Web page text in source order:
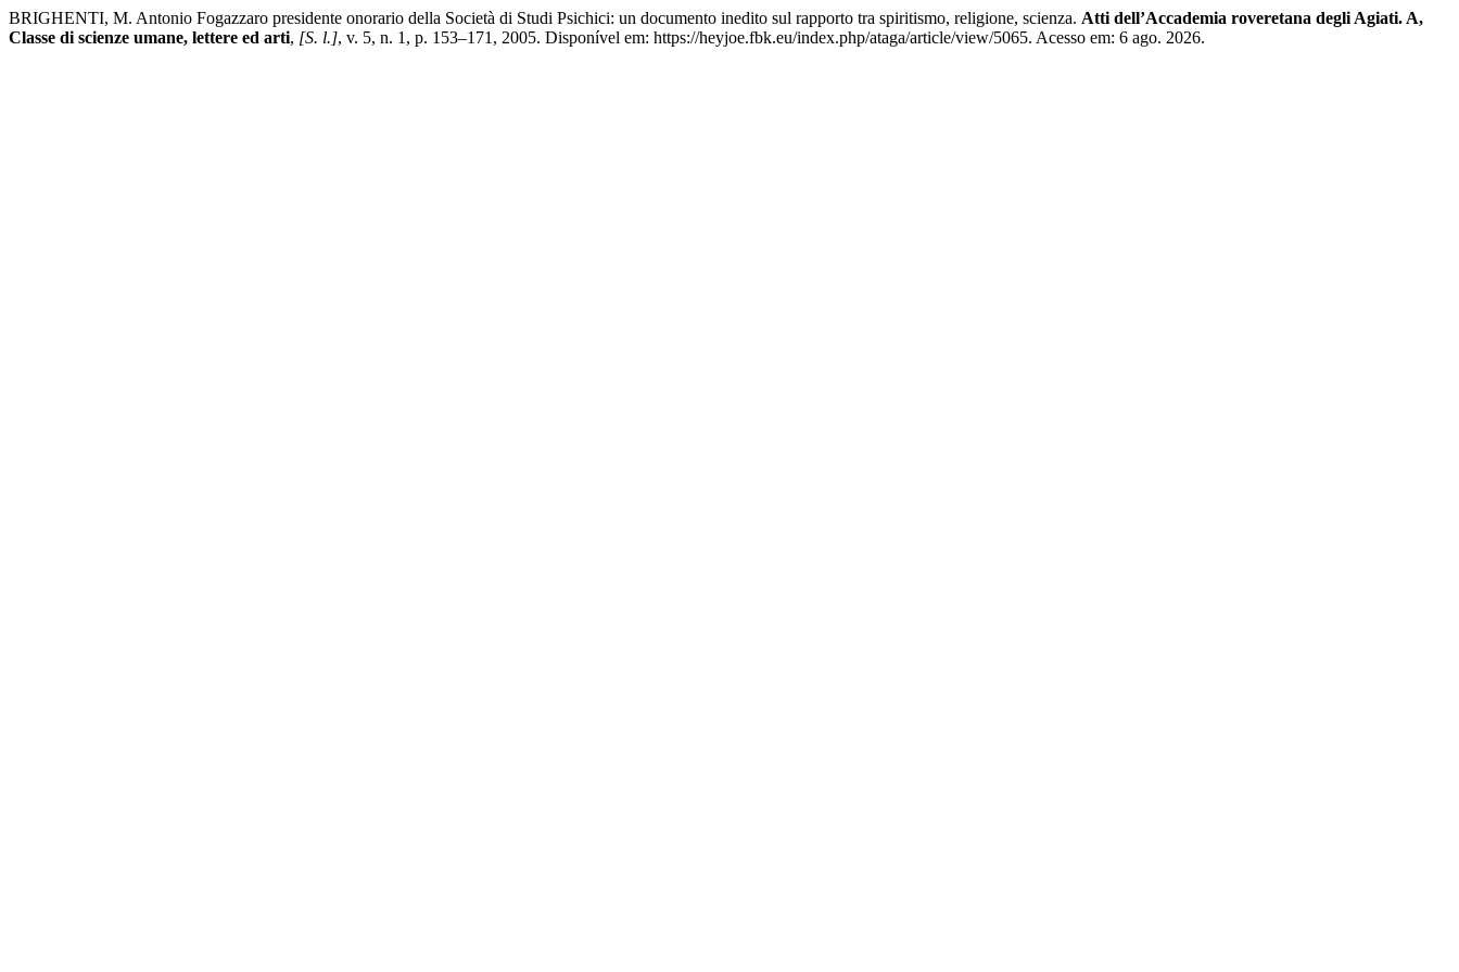
BRIGHENTI, M. Antonio Fogazzaro presidente onorario della Società di Studi Psichici: un documento inedito sul rapporto tra spiritismo, religione, scienza. Atti dell’Accademia roveretana degli Agiati. A,
Classe di scienze umane, lettere ed arti, [S. l.], v. 5, n. 1, p. 153–171, 2005. Disponível em: https://heyjoe.fbk.eu/index.php/ataga/article/view/5065. Acesso em: 6 ago. 2026.